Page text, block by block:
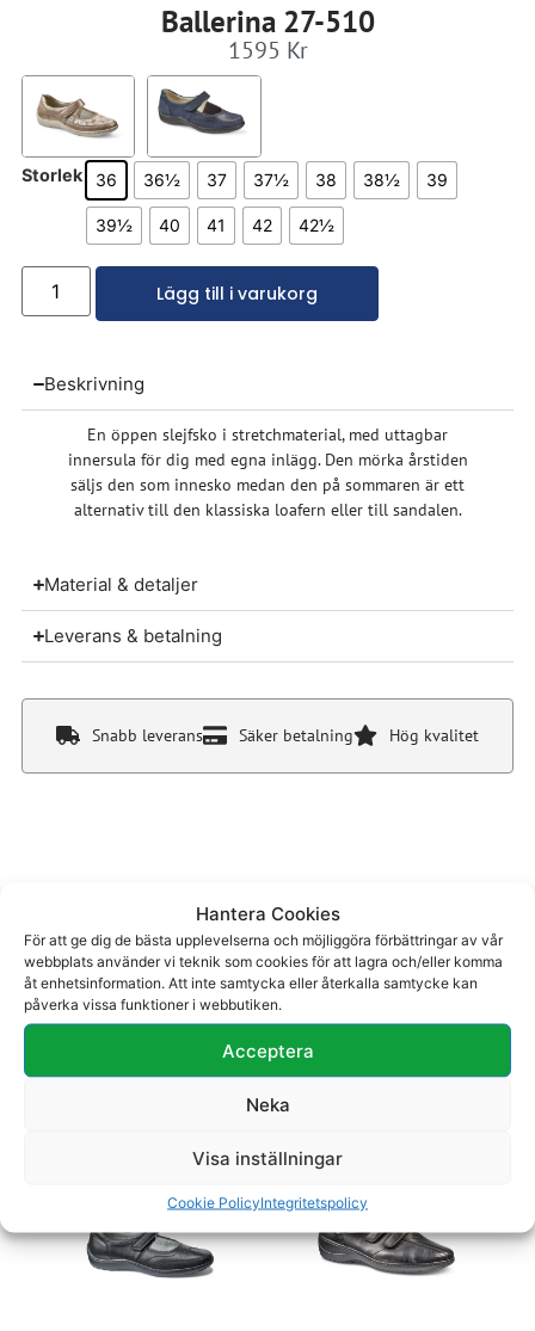
Hantera Cookies
För att ge dig de bästa upplevelserna och möjliggöra förbättringar av vår
webbplats använder vi teknik som cookies för att lagra och/eller komma
åt enhetsinformation. Att inte samtycka eller återkalla samtycke kan
påverka vissa funktioner i webbutiken.
Acceptera
Neka
Visa inställningar
Cookie PolicyIntegritetspolicy
Ballerina 27-510
1595 Kr
Storlek 36 36½ 37 37½ 38 38½ 39
39½ 40 41 42 42½
Lägg till i varukorg
Beskrivning
En öppen slejfsko i stretchmaterial, med uttagbar
innersula för dig med egna inlägg. Den mörka årstiden
säljs den som innesko medan den på sommaren är ett
alternativ till den klassiska loafern eller till sandalen.
Material & detaljer
Leverans & betalning
Snabb leverans Säker betalning Hög kvalitet
Du kanske även gillar